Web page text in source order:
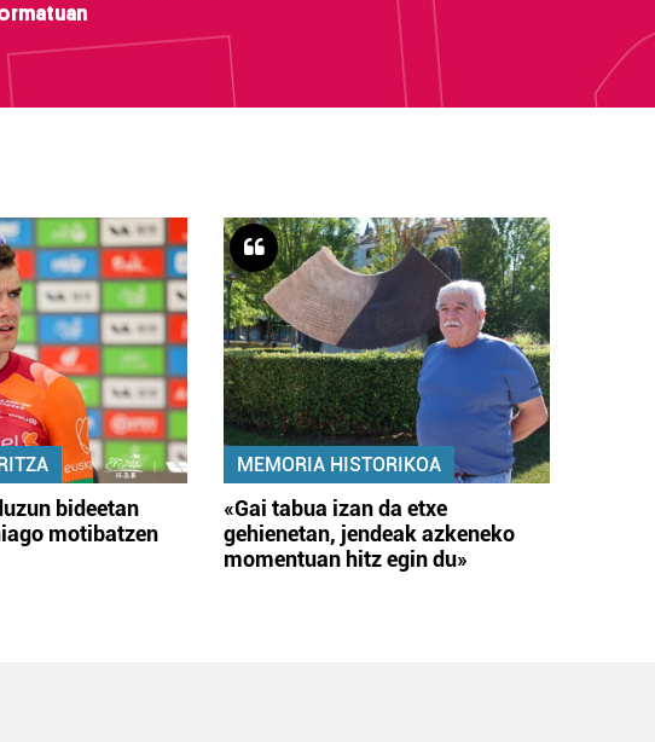
bideetan
motibatzen
MEMORIA HISTORIKOA
«Gai tabua izan da etxe
gehienetan, jendeak azkeneko
momentuan hitz egin du»